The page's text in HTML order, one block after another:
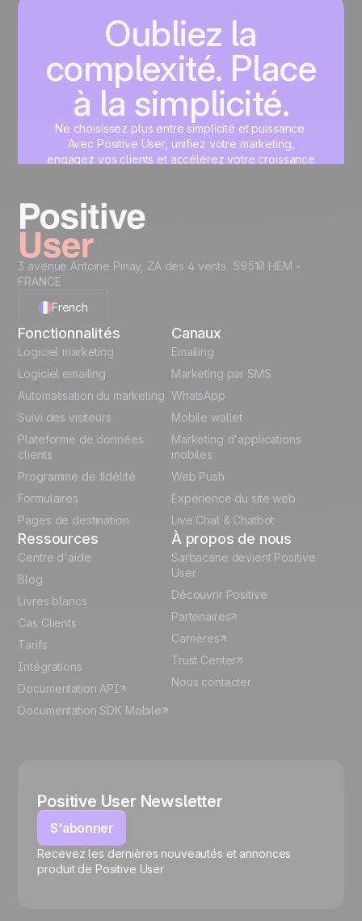
🍪
Oubliez la
complexité. Place
à la simplicité.
Ne choisissez plus entre simplicité et puissance.
Avec Positive User, unifiez votre marketing,
engagez vos clients et accélérez votre croissance
Commencez maintenant
3 avenue Antoine Pinay, ZA des 4 vents 59510 HEM -
FRANCE
French
English
German
Italian
Fonctionnalités
Logiciel marketing
Logiciel emailing
Automatisation du marketing
Suivi des visiteurs
Plateforme de données
clients
Programme de fidélité
Formulaires
Pages de destination
Canaux
Emailing
Marketing par SMS
WhatsApp
Mobile wallet
Marketing d'applications
mobiles
Web Push
Expérience du site web
Live Chat & Chatbot
Ressources
Centre d'aide
Blog
Livres blancs
Cas Clients
Tarifs
Intégrations
Documentation API
Documentation SDK Mobile
À propos de nous
Sarbacane devient Positive
User
Découvrir Positive
Partenaires
Carrières
Trust Center
Nous contacter
Positive User Newsletter
S'abonner
Recevez les dernières nouveautés et annonces
produit de Positive User